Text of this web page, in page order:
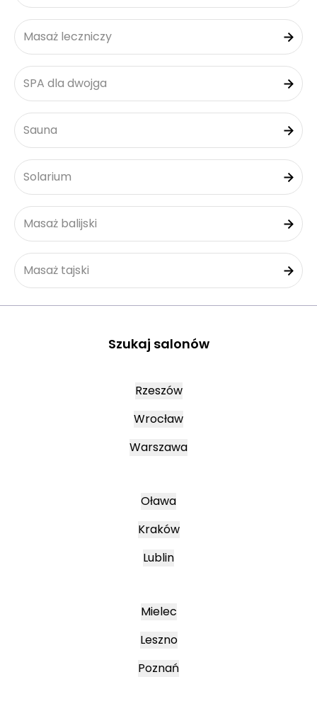
Masaż leczniczy
SPA dla dwojga
Sauna
Solarium
Masaż balijski
Masaż tajski
Szukaj salonów
Rzeszów
Wrocław
Warszawa
Oława
Kraków
Lublin
Mielec
Leszno
Poznań